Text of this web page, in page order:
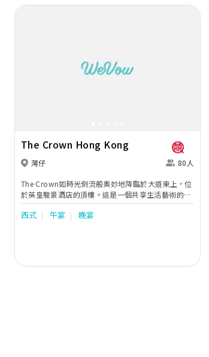
心，而是過程得心應手 後期團隊，一向是仔細地做，
註冊、全家福攝影、BB攝影、閨蜜照孕婦照。
The Crown Hong Kong
灣仔 80人
The Crown如時光倒流般奧妙地降臨於大道東上，位
於英皇駿景酒店的頂樓。這是一個共享生活藝術的專
屬空間，這裏精英匯聚，除了可以成為您把握商機、
拓展領域的社交平台，也能讓您在奮鬥與繁忙之中，
西式 午宴 晚宴